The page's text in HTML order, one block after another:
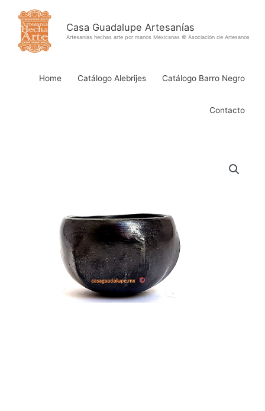
contenido
Casa Guadalupe Artesanías
Artesanías hechas arte por manos Mexicanas © Asociación de Artesanos
Home Catálogo Alebrijes Catálogo Barro Negro
Contacto